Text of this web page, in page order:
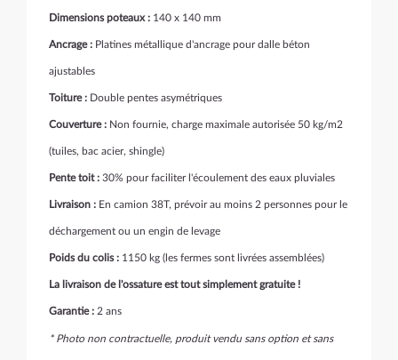
Dimensions poteaux : 140 x 140 mm
Ancrage : Platines métallique d'ancrage pour dalle béton
ajustables
Toiture : Double pentes asymétriques
Couverture : Non fournie, charge maximale autorisée 50 kg/m2
(tuiles, bac acier, shingle)
Pente toit : 30% pour faciliter l'écoulement des eaux pluviales
Livraison : En camion 38T, prévoir au moins 2 personnes pour le
déchargement ou un engin de levage
Poids du colis : 1150 kg (les fermes sont livrées assemblées)
La livraison de l'ossature est tout simplement gratuite !
Garantie : 2 ans
* Photo non contractuelle, produit vendu sans option et sans